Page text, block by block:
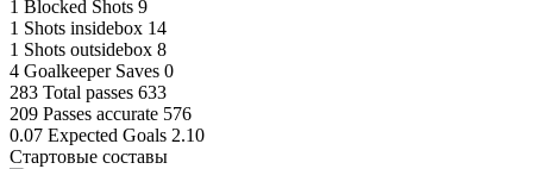
1 Blocked Shots 9
1 Shots insidebox 14
1 Shots outsidebox 8
4 Goalkeeper Saves 0
283 Total passes 633
209 Passes accurate 576
0.07 Expected Goals 2.10
Стартовые составы